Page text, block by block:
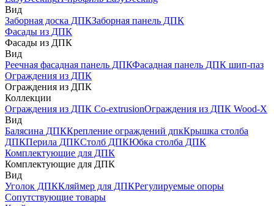
Вид
Заборная доска ДПКЗаборная панель ДПК
Фасады из ДПК
Фасады из ДПК
Вид
Реечная фасадная панель ДПКФасадная панель ДПК шип-паз
Ограждения из ДПК
Ограждения из ДПК
Коллекции
Ограждения из ДПК Co-extrusionОграждения из ДПК Wood-X
Вид
Балясина ДПККрепление ограждений дпкКрышка столба
ДПКПерила ДПКСтолб ДПКЮбка столба ДПК
Комплектующие для ДПК
Комплектующие для ДПК
Вид
Уголок ДПККляймер для ДПКРегулируемые опоры
Сопутствующие товары